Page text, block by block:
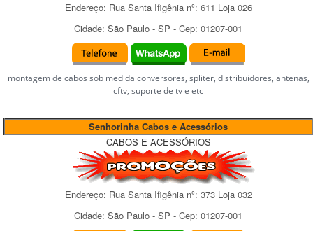
Endereço: Rua Santa Ifigênianº: 611 Loja 026
Cidade: São Paulo - SP - Cep: 01207-001
montagem de cabos sob medida conversores, spliter, distribuidores, antenas,
cftv, suporte de tv e etc
Senhorinha Cabos e Acessórios
CABOS E ACESSÓRIOS
Endereço: Rua Santa Ifigênianº: 373 Loja 032
Cidade: São Paulo - SP - Cep: 01207-001